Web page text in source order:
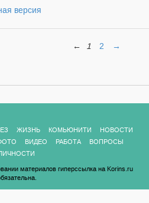
версия
← 1 2 →
ЖИЗНЬ КОМЬЮНИТИ
НОВОСТИ
ВИДЕО РАБОТА
ВОПРОСЫ
материалов гиперссылка на Korins.ru